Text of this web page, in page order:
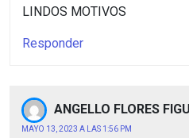
LINDOS MOTIVOS
Responder
ANGELLO FLORES
MAYO 13, 2023 A LAS 1:56 PM